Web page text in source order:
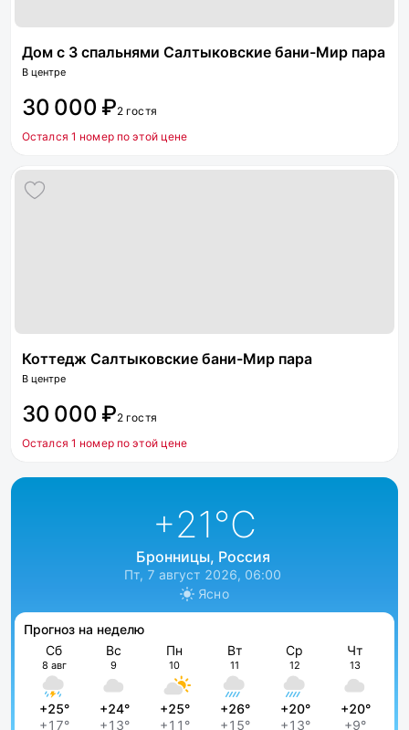
Дом с 3 спальнями Салтыковские бани-Мир пара
В центре
30 000 ₽2 гостя
Остался 1 номер по этой цене
Коттедж Салтыковские бани-Мир пара
В центре
30 000 ₽2 гостя
Остался 1 номер по этой цене
+21°C
Бронницы, Россия
Пт, 7 август 2026, 06:00
Ясно
Прогноз на неделю
Сб
8 авг
+25°
+17°
Вс
9
+24°
+13°
Пн
10
+25°
+11°
Вт
11
+26°
+15°
Ср
12
+20°
+13°
Чт
13
+20°
+9°